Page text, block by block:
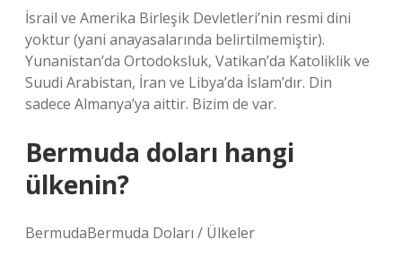
İsrail ve Amerika Birleşik Devletleri’nin resmi dini
yoktur (yani anayasalarında belirtilmemiştir).
Yunanistan’da Ortodoksluk, Vatikan’da Katoliklik ve
Suudi Arabistan, İran ve Libya’da İslam’dır. Din
sadece Almanya’ya aittir. Bizim de var.
Bermuda doları hangi
ülkenin?
BermudaBermuda Doları / Ülkeler